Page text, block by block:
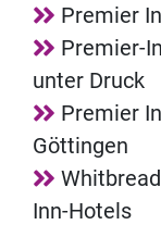
Premier
Premier-
unter Druck
Premier
Göttingen
Inn-Hotels